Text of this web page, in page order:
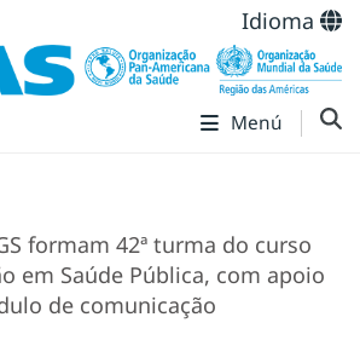
Idioma
Menú
formam 42ª turma do curso
em Saúde Pública, com apoio
de comunicação